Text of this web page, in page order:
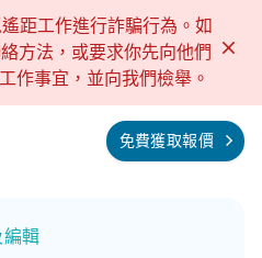
距工作進行詐騙行為。如
方法，或要求你先向他們
作事宜，並向我們檢舉。
免費獲取報價
編輯